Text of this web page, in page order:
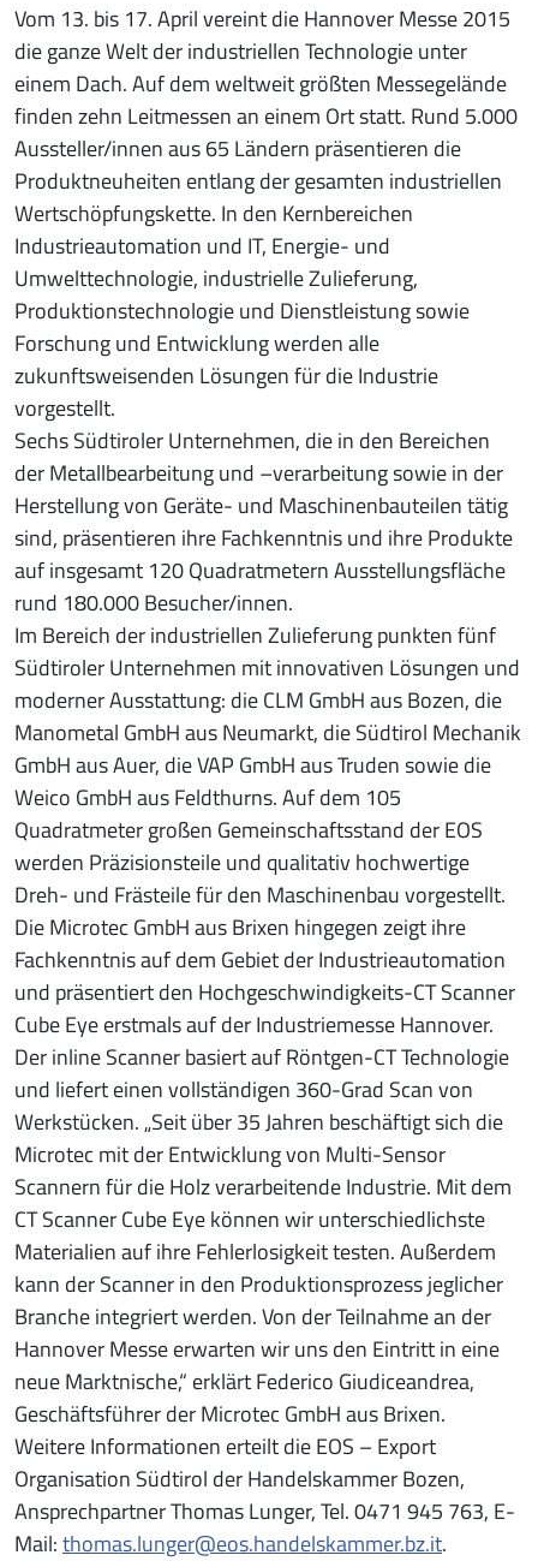
Vom 13. bis 17. April vereint die Hannover Messe 2015
die ganze Welt der industriellen Technologie unter
einem Dach. Auf dem weltweit größten Messegelände
finden zehn Leitmessen an einem Ort statt. Rund 5.000
Aussteller/innen aus 65 Ländern präsentieren die
Produktneuheiten entlang der gesamten industriellen
Wertschöpfungskette. In den Kernbereichen
Industrieautomation und IT, Energie- und
Umwelttechnologie, industrielle Zulieferung,
Produktionstechnologie und Dienstleistung sowie
Forschung und Entwicklung werden alle
zukunftsweisenden Lösungen für die Industrie
vorgestellt.
Sechs Südtiroler Unternehmen, die in den Bereichen
der Metallbearbeitung und –verarbeitung sowie in der
Herstellung von Geräte- und Maschinenbauteilen tätig
sind, präsentieren ihre Fachkenntnis und ihre Produkte
auf insgesamt 120 Quadratmetern Ausstellungsfläche
rund 180.000 Besucher/innen.
Im Bereich der industriellen Zulieferung punkten fünf
Südtiroler Unternehmen mit innovativen Lösungen und
moderner Ausstattung: die CLM GmbH aus Bozen, die
Manometal GmbH aus Neumarkt, die Südtirol Mechanik
GmbH aus Auer, die VAP GmbH aus Truden sowie die
Weico GmbH aus Feldthurns. Auf dem 105
Quadratmeter großen Gemeinschaftsstand der EOS
werden Präzisionsteile und qualitativ hochwertige
Dreh- und Frästeile für den Maschinenbau vorgestellt.
Die Microtec GmbH aus Brixen hingegen zeigt ihre
Fachkenntnis auf dem Gebiet der Industrieautomation
und präsentiert den Hochgeschwindigkeits-CT Scanner
Cube Eye erstmals auf der Industriemesse Hannover.
Der inline Scanner basiert auf Röntgen-CT Technologie
und liefert einen vollständigen 360-Grad Scan von
Werkstücken. „Seit über 35 Jahren beschäftigt sich die
Microtec mit der Entwicklung von Multi-Sensor
Scannern für die Holz verarbeitende Industrie. Mit dem
CT Scanner Cube Eye können wir unterschiedlichste
Materialien auf ihre Fehlerlosigkeit testen. Außerdem
kann der Scanner in den Produktionsprozess jeglicher
Branche integriert werden. Von der Teilnahme an der
Hannover Messe erwarten wir uns den Eintritt in eine
neue Marktnische,“ erklärt Federico Giudiceandrea,
Geschäftsführer der Microtec GmbH aus Brixen.
Weitere Informationen erteilt die EOS – Export
Organisation Südtirol der Handelskammer Bozen,
Ansprechpartner Thomas Lunger, Tel. 0471 945 763, E-
Mail:thomas.lunger@eos.handelskammer.bz.it.